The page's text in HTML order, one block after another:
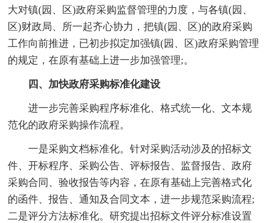
大对镇(园、区)政府采购监督管理的力度，与各镇(园、
区)财政局、所一起齐心协力，把镇(园、区)的政府采购
工作向前推进，已初步拟定加强镇(园、区)政府采购管理
的规定，在原有基础上进一步加强管理;。
四、加快政府采购标准化建设
进一步完善采购程序标准化、格式统一化、文本规
范化的政府采购操作流程。
一是采购文档标准化。针对采购活动涉及的招标文
件、开标程序、采购公告、评标报告、监督报告、政府
采购合同、验收报告等内容，在原有基础上完善格式化
的函件、报告、通知及合同文本，进一步规范采购流程;
二是评分方法标准化。研究提出招标文件评分标准设置